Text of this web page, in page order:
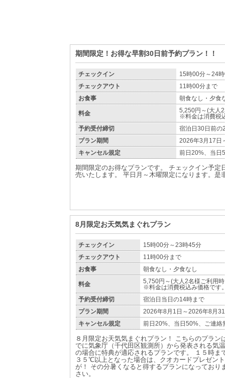
期間限定！お得な早割30日前予約プラン！！
チェックイン
15時00分～24
チェックアウト
11時00分まで
お食事
朝食なし・夕食
料金
5,250円～(大人
※料金は消費税
予約受付締切
宿泊日30日前の
プラン期間
2026年3月17日
キャンセル規定
前日20%、当日
期間限定のお得なプランです。 チェックイン予
売いたします。 平日月～木曜限定になります。是
8月限定お天気気まぐれプラン
チェックイン
15時00分～23時45分
チェックアウト
11時00分まで
お食事
朝食なし・夕食なし
料金
5,750円～(大人2名様ご利用
※料金は消費税込み価格です
予約受付締切
宿泊日当日の14時まで
プラン期間
2026年8月1日～2026年8月
キャンセル規定
前日20%、当日50%、ご連絡
８月限定お天気気まぐれプラン！ こちらのプラン
でに気象庁（千代田区観測所）から発表される気
の場合に特典が適応されるプランです。 １５時ま
３５℃以上となった場合は、クオカードプレゼン
が！ その分暑くなると得するプランになっており
さい。